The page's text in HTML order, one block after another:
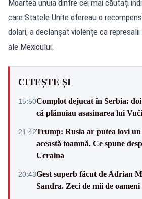
Moartea unuia dintre cei mai căutați
care Statele Unite ofereau o
dolari, a declanșat violențe ca
ale Mexicului.
CITEȘTE ȘI
15:50Complot dejucat în Serbia:
că plănuiau asasinarea lui
21:42Trump: Rusia ar putea lovi
această toamnă. Ce spune
Ucraina
20:43Gest superb făcut de Adrian
Sandra. Zeci de mii de